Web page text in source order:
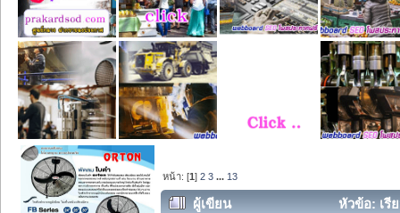
หน้า: [1]2 3 ... 13
ผู้เขียน หัวข้อ: เรี